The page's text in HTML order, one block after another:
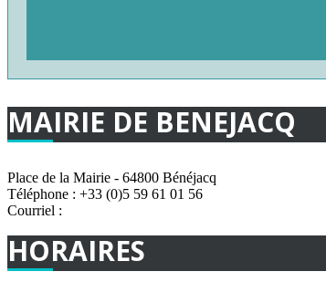
MAIRIE DE BENEJACQ
Place de la Mairie - 64800 Bénéjacq
Téléphone : +33 (0)5 59 61 01 56
Courriel :
HORAIRES